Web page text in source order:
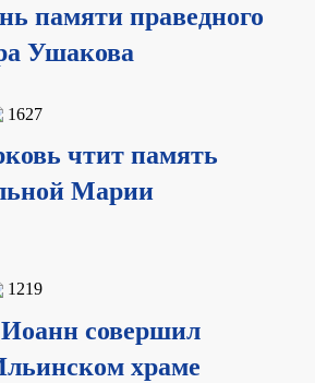
памяти праведного
Ушакова
1627
чтит память
Марии
1219
совершил
храме